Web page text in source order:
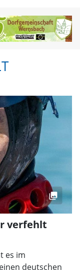
|
verfehlt
es im
deutschen